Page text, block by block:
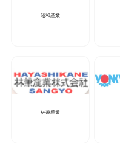
昭和産業
林兼産業